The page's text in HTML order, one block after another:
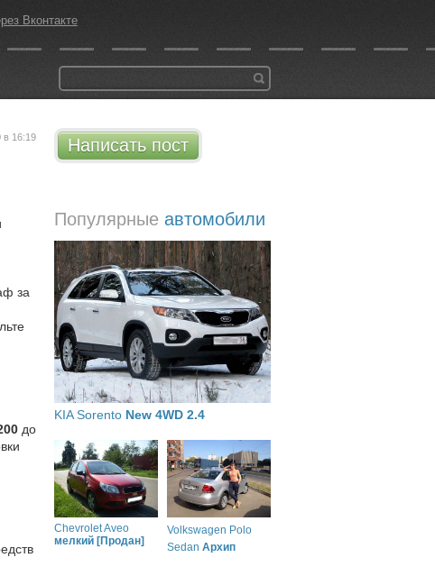
Вконтакте
Написать пост
Популярные автомобили
KIA Sorento New 4WD 2.4
Chevrolet Aveo
мелкий [Продан]
Volkswagen Polo
Sedan Архип
в 16:19
за
до